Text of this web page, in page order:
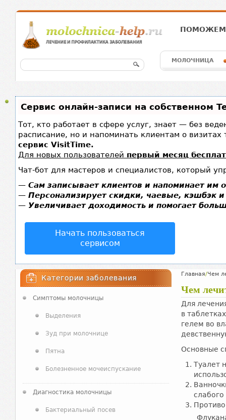
ПОМОЖЕМ
МОЛОЧНИЦА
Сервис онлайн-записи на собственном
Тот, кто работает в сфере услуг, знает — без
расписание, но и напоминать клиентам о
сервис VisitTime.
Для новых пользователей первый месяц
Чат-бот для мастеров и специалистов, который
— Сам записывает клиентов и напоминает им
— Персонализирует скидки, чаевые, кэшбэк
— Увеличивает доходимость и помогает
Начать пользоваться
сервисом
Категории заболевания
Симптомы молочницы
Выделения
Зуд при молочнице
Пятна
Болезненное мочеиспускание
Диагностика молочницы
Бактериальный посев
Главная/Чем
Чем
Для
в
гелем во
Основные
Туалет